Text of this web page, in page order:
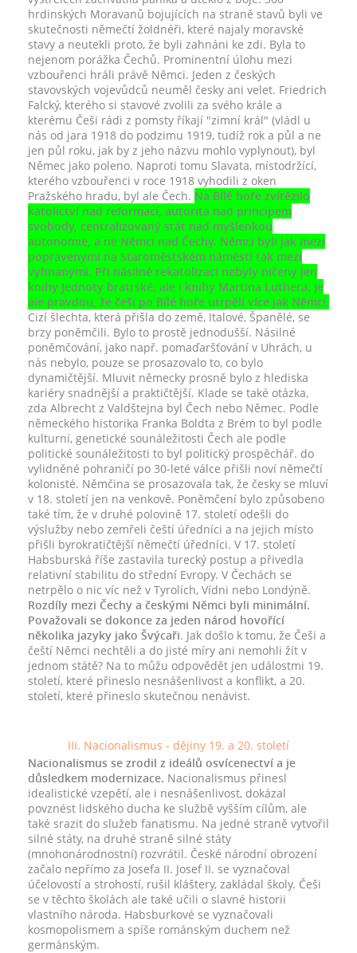
hrdinských Moravanů bojujících na straně stavů byli ve
skutečnosti němečtí žoldnéři, které najaly moravské
stavy a neutekli proto, že byli zahnáni ke zdi. Byla to
nejenom porážka Čechů. Prominentní úlohu mezi
vzbouřenci hráli právě Němci. Jeden z českých
stavovských vojevůdců neuměl česky ani velet. Friedrich
Falcký, kterého si stavové zvolili za svého krále a
kterému Češi rádi z pomsty říkají "zimní král" (vládl u
nás od jara 1918 do podzimu 1919, tudíž rok a půl a ne
jen půl roku, jak by z jeho názvu mohlo vyplynout), byl
Němec jako poleno. Naproti tomu Slavata, místodržící,
kterého vzbouřenci v roce 1918 vyhodili z oken
Pražského hradu, byl ale Čech. Na Bílé hoře zvítězilo
katolictví nad reformací, autorita nad principem
svobody, centralizovaný stát nad myšlenkou
autonomie, a ne Němci nad Čechy. Němci byli jak mezi
popravenymi na Staroměstském náměstí tak mezi
vyhnanými. Při násilné rekatolizaci nebyly ničeny jen
knihy Jednoty bratrské, ale i knihy Martina Luthera. Je
ale pravdou, že češi po Bílé hoře utrpěli více jak Němci.
Cizí šlechta, která přišla do země, Italové, Španělé, se
brzy poněmčili. Bylo to prostě jednodušší. Násilné
poněmčování, jako např. pomaďaršťování v Uhrách, u
nás nebylo, pouze se prosazovalo to, co bylo
dynamičtější. Mluvit německy prosně bylo z hlediska
kariéry snadnější a praktičtější. Klade se také otázka,
zda Albrecht z Valdštejna byl Čech nebo Němec. Podle
německého historika Franka Boldta z Brém to byl podle
kulturní, genetické sounáležitosti Čech ale podle
politické sounáležitosti to byl politický prospěchář. do
vylidněné pohraničí po 30-leté válce přišli noví němečtí
kolonisté. Němčina se prosazovala tak, že česky se mluví
v 18. století jen na venkově. Poněmčení bylo způsobeno
také tím, že v druhé polovině 17. století odešli do
výslužby nebo zemřeli čeští úředníci a na jejich místo
přišli byrokratičtější němečtí úředníci. V 17. století
Habsburská říše zastavila turecký postup a přivedla
relativní stabilitu do střední Evropy. V Čechách se
netrpělo o nic víc než v Tyrolích, Vídni nebo Londýně.
Rozdíly mezi Čechy a českými Němci byli minimální.
Považovali se dokonce za jeden národ hovořící
několika jazyky jako Švýcaři. Jak došlo k tomu, že Češi a
čeští Němci nechtěli a do jisté míry ani nemohli žít v
jednom státě? Na to můžu odpovědět jen událostmi 19.
století, které přineslo nesnášenlivost a konflikt, a 20.
století, které přineslo skutečnou nenávist.
III. Nacionalismus - dějiny 19. a 20. století
Nacionalismus se zrodil z ideálů osvícenectví a je
důsledkem modernizace. Nacionalismus přinesl
idealistické vzepětí, ale i nesnášenlivost, dokázal
povznést lidského ducha ke službě vyšším cílům, ale
také srazit do služeb fanatismu. Na jedné straně vytvořil
silné státy, na druhé straně silné státy
(mnohonárodnostní) rozvrátil. České národní obrození
začalo nepřímo za Josefa II. Josef II. se vyznačoval
účelovostí a strohostí, rušil kláštery, zakládal školy. Češi
se v těchto školách ale také učili o slavné historii
vlastního národa. Habsburkové se vyznačovali
kosmopolismem a spíše románským duchem než
germánským.